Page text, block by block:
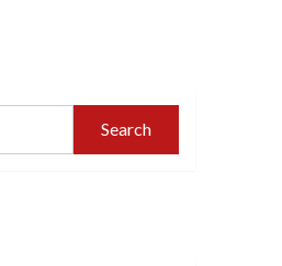
नुकसान…
उत्तराखण्ड चमोली
Search